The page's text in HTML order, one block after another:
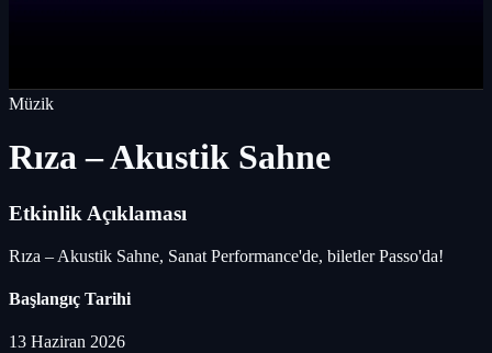
Müzik
Rıza – Akustik Sahne
Etkinlik Açıklaması
Rıza – Akustik Sahne, Sanat Performance'de, biletler Passo'da!
Başlangıç Tarihi
13 Haziran 2026